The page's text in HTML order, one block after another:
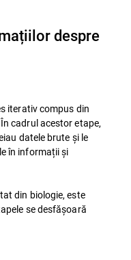
despre
iterativ compus din
cadrul acestor etape,
datele brute și le
în informații și
din biologie, este
se desfășoară